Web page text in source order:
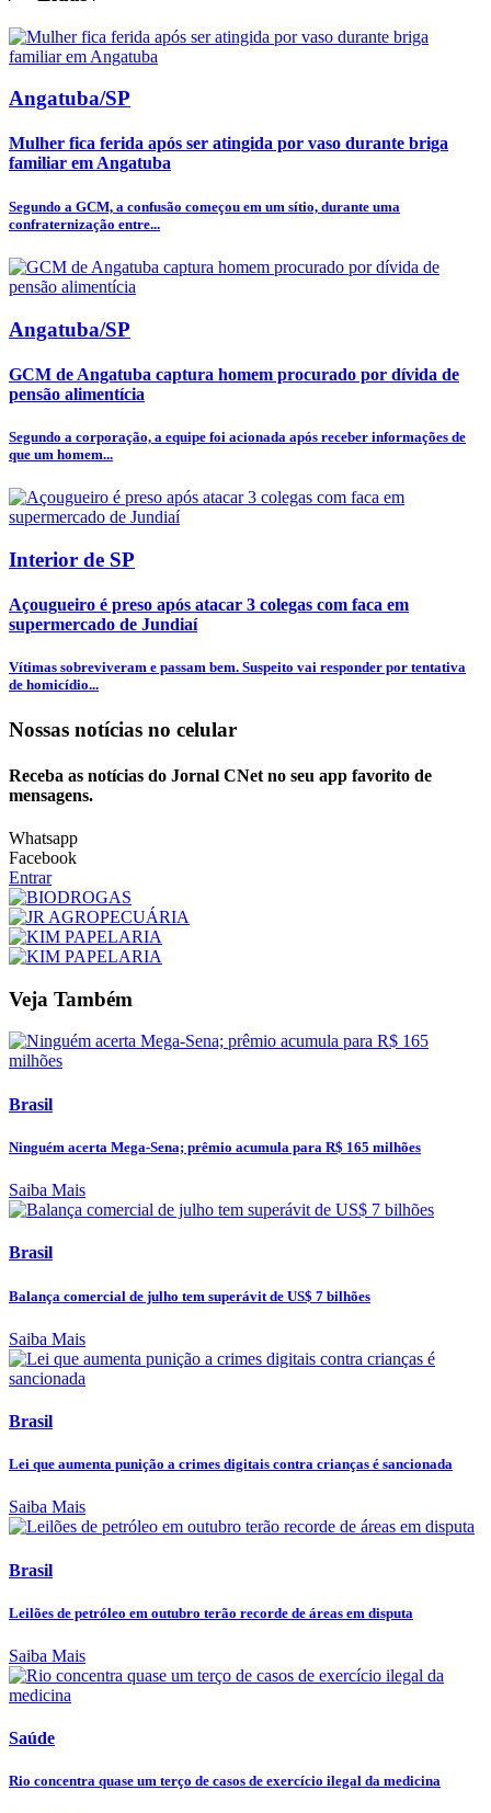
Angatuba/SP
Mulher fica ferida após ser atingida por vaso durante briga
familiar em Angatuba
Segundo a GCM, a confusão começou em um sítio, durante uma
confraternização entre...
Angatuba/SP
GCM de Angatuba captura homem procurado por dívida de
pensão alimentícia
Segundo a corporação, a equipe foi acionada após receber informações de
que um homem...
Interior de SP
Açougueiro é preso após atacar 3 colegas com faca em
supermercado de Jundiaí
Vítimas sobreviveram e passam bem. Suspeito vai responder por tentativa
de homicídio...
Nossas notícias no celular
Receba as notícias do Jornal CNet no seu app favorito de
mensagens.
Whatsapp
Facebook
Entrar
Veja Também
Brasil
Ninguém acerta Mega-Sena; prêmio acumula para R$ 165 milhões
Saiba Mais
Brasil
Balança comercial de julho tem superávit de US$ 7 bilhões
Saiba Mais
Brasil
Lei que aumenta punição a crimes digitais contra crianças é sancionada
Saiba Mais
Brasil
Leilões de petróleo em outubro terão recorde de áreas em disputa
Saiba Mais
Saúde
Rio concentra quase um terço de casos de exercício ilegal da medicina